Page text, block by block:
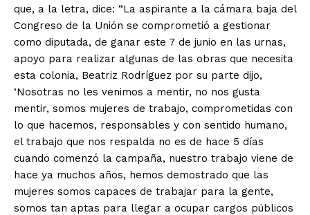
que, a la letra, dice: “La aspirante a la cámara baja del
Congreso de la Unión se comprometió a gestionar
como diputada, de ganar este 7 de junio en las urnas,
apoyo para realizar algunas de las obras que necesita
esta colonia, Beatriz Rodríguez por su parte dijo,
‘Nosotras no les venimos a mentir, no nos gusta
mentir, somos mujeres de trabajo, comprometidas con
lo que hacemos, responsables y con sentido humano,
el trabajo que nos respalda no es de hace 5 días
cuando comenzó la campaña, nuestro trabajo viene de
hace ya muchos años, hemos demostrado que las
mujeres somos capaces de trabajar para la gente,
somos tan aptas para llegar a ocupar cargos públicos